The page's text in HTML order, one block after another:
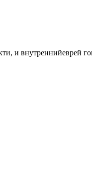
и внутреннийеврей